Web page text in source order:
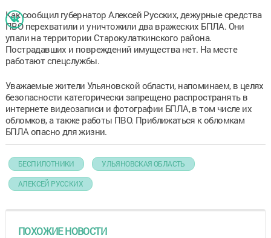
Как сообщил губернатор Алексей Русских, дежурные средства
ПВО перехватили и уничтожили два вражеских БПЛА. Они
упали на территории Старокулаткинского района.
Пострадавших и повреждений имущества нет. На месте
работают спецслужбы.
Уважаемые жители Ульяновской области, напоминаем, в целях
безопасности категорически запрещено распространять в
интернете видеозаписи и фотографии БПЛА, в том числе их
обломков, а также работы ПВО. Приближаться к обломкам
БПЛА опасно для жизни.
БЕСПИЛОТНИКИ УЛЬЯНОВСКАЯ ОБЛАСТЬ
АЛЕКСЕЙ РУССКИХ
ПОХОЖИЕ НОВОСТИ